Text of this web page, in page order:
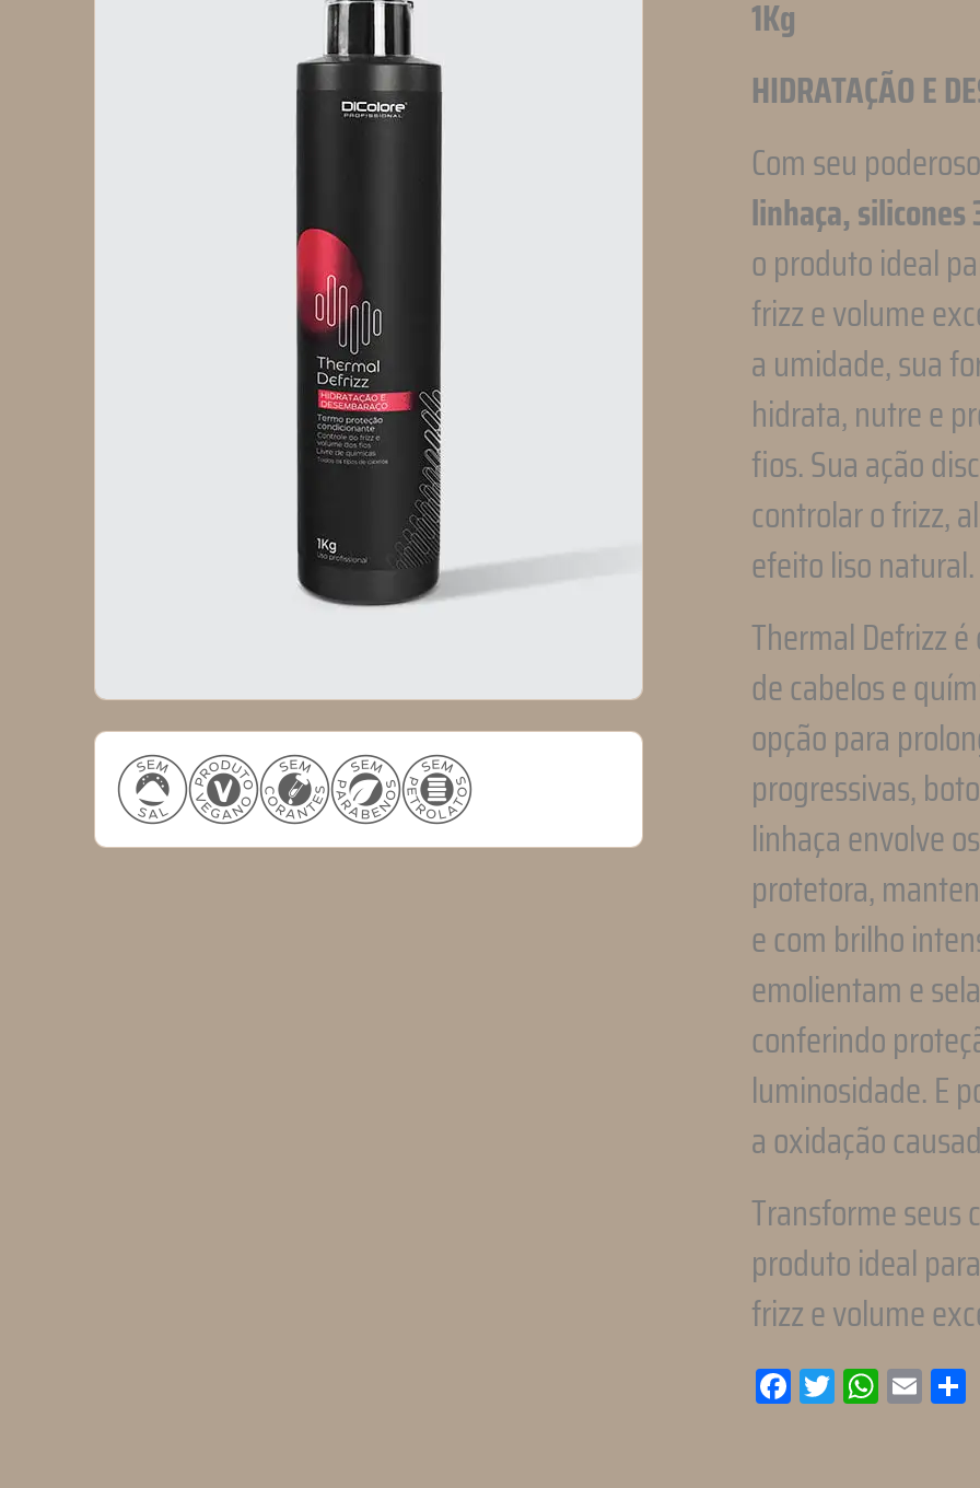
1Kg
HIDRATAÇÃO E
Com seu
linhaça, silicones
o produto ideal
frizz e volume
a umidade, sua
hidrata, nutre e
fios. Sua ação
controlar o frizz,
efeito liso natural.
Thermal Defrizz
de cabelos e
opção para
progressivas,
linhaça envolve
protetora,
e com brilho
emolientam e
conferindo
luminosidade. E
a oxidação
Transforme seus
produto ideal
frizz e volume
Facebook
TwitterWhatsApp
Email